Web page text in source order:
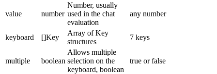
value number
Number, usually
used in the chat
evaluation
any number
keyboard []Key
Array of Key
structures
7 keys
multiple boolean
Allows multiple
selection on the
keyboard, boolean
true or false